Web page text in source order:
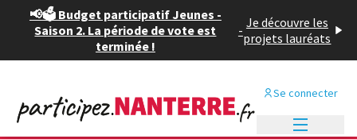
📢🗳️ Budget participatif Jeunes -
Saison 2. La période de vote est
terminée !
- Je découvre les
projets lauréats
Se connecter